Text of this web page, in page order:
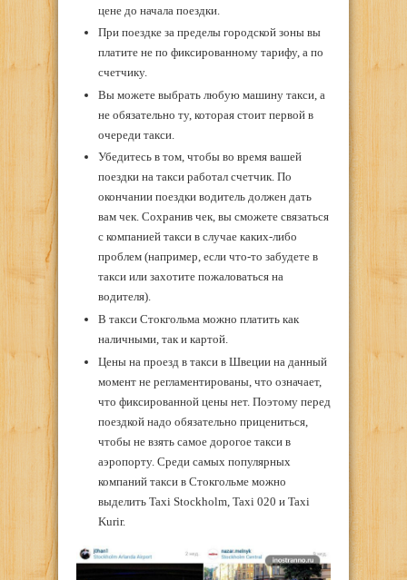
цене до начала поездки.
При поездке за пределы городской зоны вы
платите не по фиксированному тарифу, а по
счетчику.
Вы можете выбрать любую машину такси, а
не обязательно ту, которая стоит первой в
очереди такси.
Убедитесь в том, чтобы во время вашей
поездки на такси работал счетчик. По
окончании поездки водитель должен дать
вам чек. Сохранив чек, вы сможете связаться
с компанией такси в случае каких-либо
проблем (например, если что-то забудете в
такси или захотите пожаловаться на
водителя).
В такси Стокгольма можно платить как
наличными, так и картой.
Цены на проезд в такси в Швеции на данный
момент не регламентированы, что означает,
что фиксированной цены нет. Поэтому перед
поездкой надо обязательно прицениться,
чтобы не взять самое дорогое такси в
аэропорту. Среди самых популярных
компаний такси в Стокгольме можно
выделить Taxi Stockholm, Taxi 020 и Taxi
Kurir.